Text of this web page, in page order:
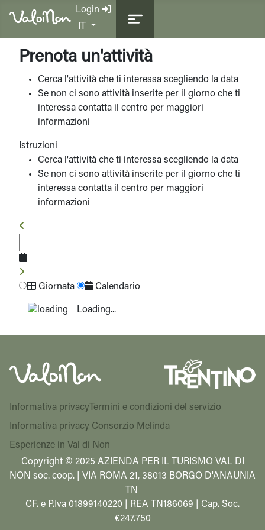
Login
Seleziona la tua lingua
IT
Prenota un'attività
Cerca l'attività che ti interessa scegliendo la data
Se non ci sono attività inserite per il giorno che ti
interessa contatta il centro per maggiori
informazioni
Istruzioni
Cerca l'attività che ti interessa scegliendo la data
Se non ci sono attività inserite per il giorno che ti
interessa contatta il centro per maggiori
informazioni
Giornata Calendario
Loading...
Informativa privacy Termini e condizioni del servizio
Informativa privacy Consorzio Melinda
Esperienze in Val di Non
Copyright © 2025 AZIENDA PER IL TURISMO VAL DI
NON soc. coop. | VIA ROMA 21, 38013 BORGO D'ANAUNIA
TN
CF. e P.Iva 01899140220 | REA TN186069 | Cap. Soc.
€247.750